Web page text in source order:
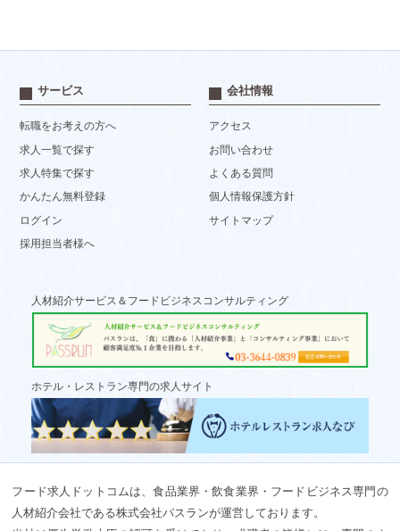
サービス
転職をお考えの方へ
求人一覧で探す
求人特集で探す
かんたん無料登録
ログイン
採用担当者様へ
会社情報
アクセス
お問い合わせ
よくある質問
個人情報保護方針
サイトマップ
人材紹介サービス＆フードビジネスコンサルティング
ホテル・レストラン専門の求人サイト
フード求人ドットコムは、食品業界・飲食業界・フードビジネス専門の
人材紹介会社である株式会社パスランが運営しております。